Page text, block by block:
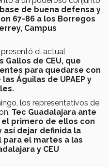
de buena defensa y
67-86 a los Borregos
Campus
el actual
Gallos de CEU, que
para quedarse con
Águilas de UPAEP y
los representativos de
Tec Guadalajara ante
el primero de ellos con
así dejar definida la
para el martes a las
y CEU